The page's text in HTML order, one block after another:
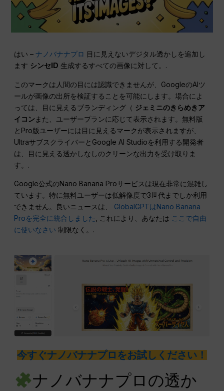
はい –ナノバナナプロ 目に見えないデジタル透かしを追加し
ます シンセID 生成するすべての画像に対して。.
このマークは人間の目には認識できませんが、GoogleのAIツ
ールが画像の出所を検証することを可能にします。場合によ
っては、目に見えるブランディング（ ジェミニのきらめきア
イコン また、ユーザープランに応じて表示されます。無料版
とPro版ユーザーには目に見えるマークが表示されますが、
UltraサブスクライバーとGoogle AI Studioを利用する開発者
は、目に見える透かしなしのクリーンな出力を受け取りま
す。.
Google公式のNano Banana Proサービスは現在非常に混雑し
ています。特に無料ユーザーは低解像度で3世代までしか利用
できません。良いニュースは、
GlobalGPTはNano Banana
Proを完全に統合しました
, これにより、あなたは ここで自由
に使いなさい 制限なく。.
今すぐナノバナナプロをお試しください！
ナノバナナプロの透か